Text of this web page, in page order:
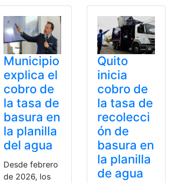
Municipio
explica el
cobro de
la tasa de
basura en
la planilla
del agua
Desde febrero
de 2026, los
Quito
inicia
cobro de
la tasa de
recolecci
ón de
basura en
la planilla
de agua